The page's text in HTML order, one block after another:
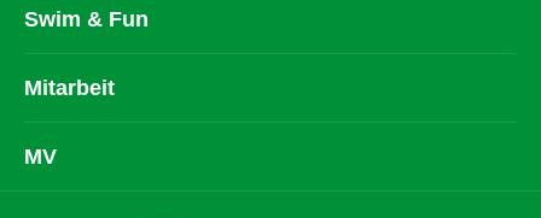
Swim & Fun
Mitarbeit
MV